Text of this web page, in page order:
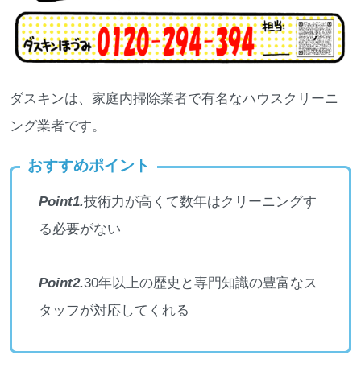
ダスキンは、家庭内掃除業者で有名なハウスクリーニ
ング業者です。
おすすめポイント
Point1.技術力が高くて数年はクリーニングす
る必要がない
Point2.30年以上の歴史と専門知識の豊富なス
タッフが対応してくれる